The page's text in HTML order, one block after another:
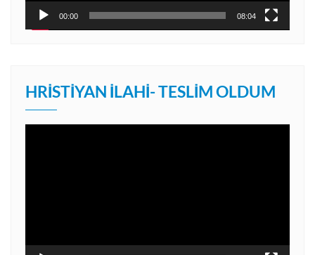
00:00 08:04
HRISTIYAN İLAHI- TESLIM OLDUM